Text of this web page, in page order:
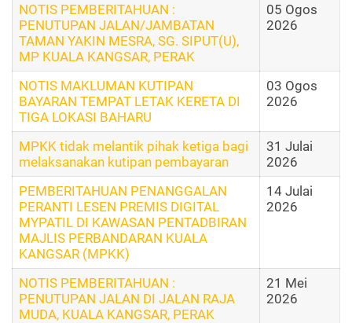
NOTIS PEMBERITAHUAN :
PENUTUPAN JALAN/JAMBATAN
TAMAN YAKIN MESRA, SG. SIPUT(U),
MP KUALA KANGSAR, PERAK
05 Ogos
2026
NOTIS MAKLUMAN KUTIPAN
BAYARAN TEMPAT LETAK KERETA DI
TIGA LOKASI BAHARU
03 Ogos
2026
MPKK tidak melantik pihak ketiga bagi
melaksanakan kutipan pembayaran
31 Julai
2026
PEMBERITAHUAN PENANGGALAN
PERANTI LESEN PREMIS DIGITAL
MYPATIL DI KAWASAN PENTADBIRAN
MAJLIS PERBANDARAN KUALA
KANGSAR (MPKK)
14 Julai
2026
NOTIS PEMBERITAHUAN :
PENUTUPAN JALAN DI JALAN RAJA
MUDA, KUALA KANGSAR, PERAK
21 Mei
2026